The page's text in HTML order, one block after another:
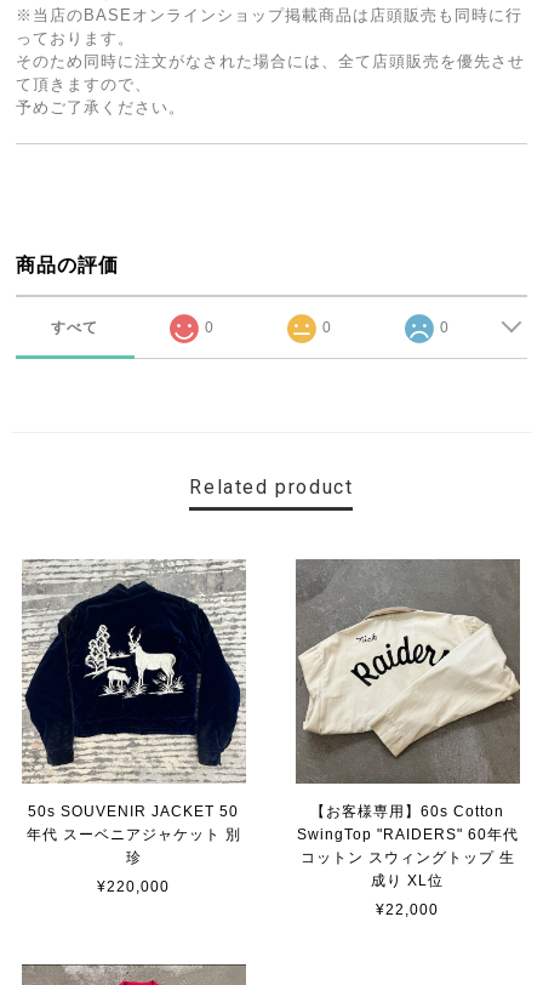
※当店のBASEオンラインショップ掲載商品は店頭販売も同時に行
っております。
そのため同時に注文がなされた場合には、全て店頭販売を優先させ
て頂きますので、
予めご了承ください。
商品の評価
すべて 0 0 0
Related product
50s SOUVENIR JACKET 50
年代 スーベニアジャケット 別
珍
¥220,000
【お客様専用】60s Cotton
SwingTop "RAIDERS" 60年代
コットン スウィングトップ 生
成り XL位
¥22,000